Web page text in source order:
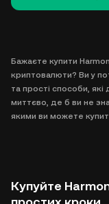
Бажаєте купити
криптовалюти? Ви у
та прості способи,
миттєво, де б ви не
якими ви можете
Купуйте